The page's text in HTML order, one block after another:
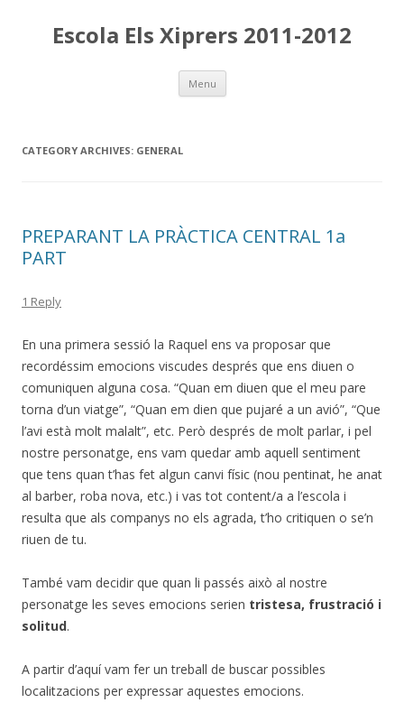
Escola Els Xiprers 2011-2012
Menu Skip
content
CATEGORY ARCHIVES: GENERAL
PREPARANT LA PRÀCTICA CENTRAL 1a
PART
1 Reply
En una primera sessió la Raquel ens va proposar que
recordéssim emocions viscudes després que ens diuen o
comuniquen alguna cosa. “Quan em diuen que el meu pare
torna d’un viatge”, “Quan em dien que pujaré a un avió”, “Que
l’avi està molt malalt”, etc. Però després de molt parlar, i pel
nostre personatge, ens vam quedar amb aquell sentiment
que tens quan t’has fet algun canvi físic (nou pentinat, he anat
al barber, roba nova, etc.) i vas tot content/a a l’escola i
resulta que als companys no els agrada, t’ho critiquen o se’n
riuen de tu.
També vam decidir que quan li passés això al nostre
personatge les seves emocions serien tristesa, frustració i
solitud.
A partir d’aquí vam fer un treball de buscar possibles
localitzacions per expressar aquestes emocions.